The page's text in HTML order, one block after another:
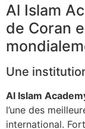
Al Islam
de Coran
Une
Al Islam
l’une des
international.